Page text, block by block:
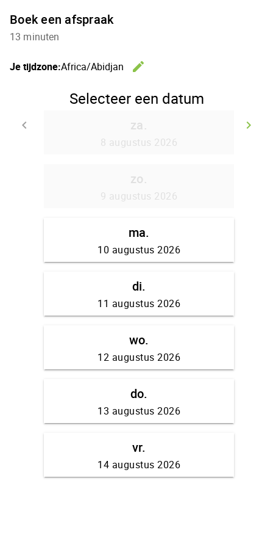
Boek een afspraak
13 minuten
Je tijdzone:Africa/Abidjan
edit
Selecteer een datum
keyboard_arrow_left
Ga terug
keyboard_arrow_right
za.
8 augustus 2026
zo.
9 augustus 2026
ma.
10 augustus 2026
di.
11 augustus 2026
wo.
12 augustus 2026
do.
13 augustus 2026
vr.
14 augustus 2026